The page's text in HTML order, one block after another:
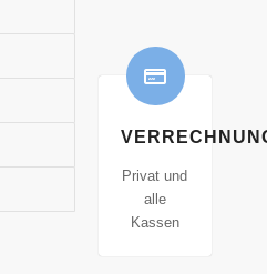
Privat und
alle
Kassen